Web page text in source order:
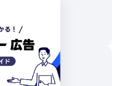
ンロード /
ドする